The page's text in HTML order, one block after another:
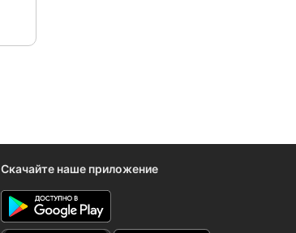
Скачайте наше приложение